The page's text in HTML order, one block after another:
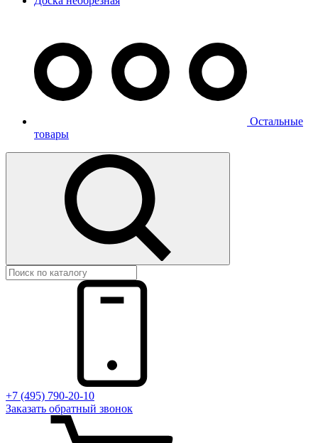
Остальные
товары
+7 (495) 790-20-10
Заказать обратный звонок